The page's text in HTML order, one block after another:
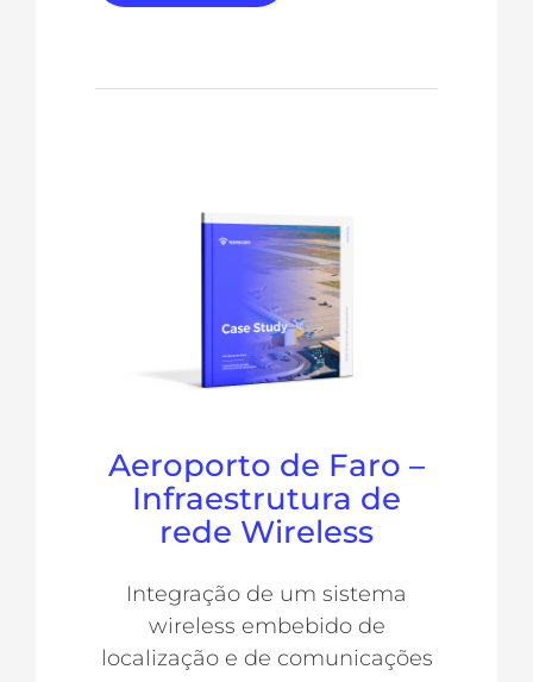
Aeroporto de Faro –
Infraestrutura de
rede Wireless
Integração de um sistema
wireless embebido de
localização e de comunicações